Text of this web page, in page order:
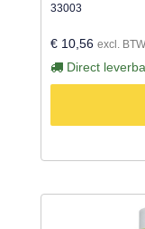
33003
€ 10,56 excl. BTW
Direct